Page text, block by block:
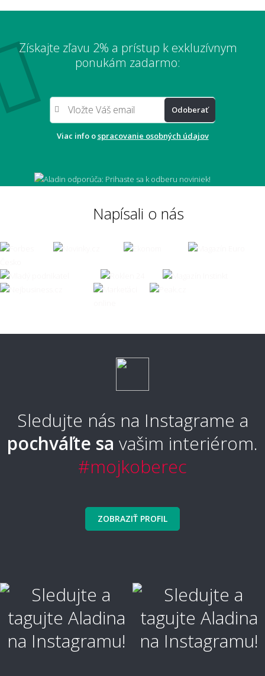
Aký veľký koberec zvoliť pod sedačku?
Aký veľký presah má mať koberec pod
stolom?
Môže mi koberec opticky zväčšiť miestnosť?
👣 Pohodlie a každodenné používanie
naboso?
Aký typ koberca je najpohodlnejší?
Aký typ koberca sa nebude zošliapávať?
Ako sa koberec čistí a udržuje?
Ako vyčistiť škvrny?
Ako je koberec odolný voči škvrnám?
Získajte zľavu 2% a prístup k exkluzívnym
ponukám zadarmo:
Odoberať
Viac info ospracovanie osobných údajov
Napísali o nás
Sledujte nás na Instagrame a
pochváľte sa vašim interiérom.
#mojkoberec
ZOBRAZIŤ PROFIL